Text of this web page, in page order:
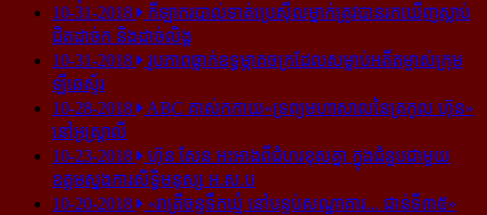
10-31-2018
កីឡាករ​បាល់ទាត់​ប្រេស៊ីល​ម្នាក់​ត្រូវ​បាន​រក​ឃើញ​ស្លាប់​
ជិត​ដាច់ក និង​ដាច់​លិង្គ
10-31-2018
រូបភាព​ធ្លាក់​ឧទ្ធម្ភាគចក្រ​ដែល​សម្លាប់​អតីត​ម្ចាស់​ក្រុម​
ឡីឆេស្ទ័រ
10-28-2018
ABC គាស់​កកាយ​«ទ្រព្យមហាសាល​នៃ​ត្រកូល ហ៊ុន»​
នៅ​អូស្ត្រាលី
10-23-2018
ហ៊ុន សែន អះអាង​ពី​ជំហរ​ខុស​គ្នា ក្នុង​ជំនួប​ជាមួយ​
ឧត្តម​ស្នងការ​សិទ្ធិ​មនុស្ស អ.ស.ប
10-20-2018
«រាត្រីចន្ទទឹកឃ្មុំ នៅបន្ទប់សណ្ឋាគារ... ជាន់ទី៣៥»